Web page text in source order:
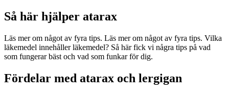
Så här hjälper atarax
Läs mer om något av fyra tips. Läs mer om något av fyra tips. Vilka
läkemedel innehåller läkemedel? Så här fick vi några tips på vad
som fungerar bäst och vad som funkar för dig.
Fördelar med atarax och lergigan